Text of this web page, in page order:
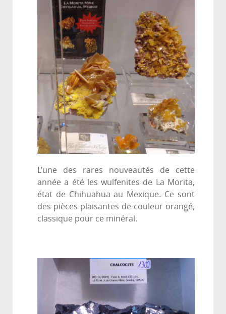
L’une des rares nouveautés de cette
année a été les wulfenites de La Morita,
état de Chihuahua au Mexique. Ce sont
des pièces plaisantes de couleur orangé,
classique pour ce minéral.